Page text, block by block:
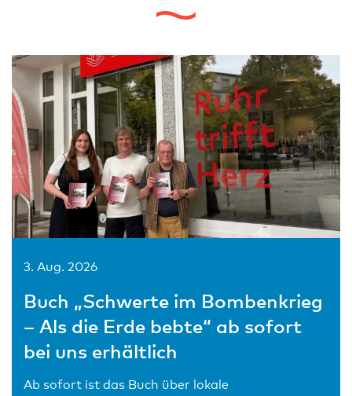
3. Aug. 2026
Buch „Schwerte im Bombenkrieg
– Als die Erde bebte“ ab sofort
bei uns erhältlich
Ab sofort ist das Buch über lokale